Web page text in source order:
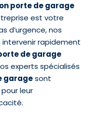
porte de garage
est votre
d’urgence, nos
rapidement
de garage
experts spécialisés
garagesont
leur